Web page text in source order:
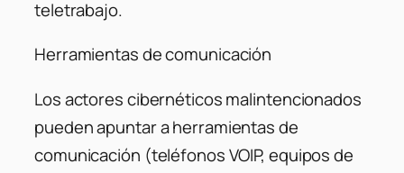
teletrabajo.
Herramientas de comunicación
Los actores cibernéticos malintencionados
pueden apuntar a herramientas de
comunicación (teléfonos VOIP, equipos de